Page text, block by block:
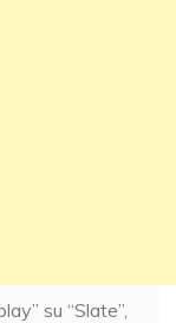
su “Slate”,